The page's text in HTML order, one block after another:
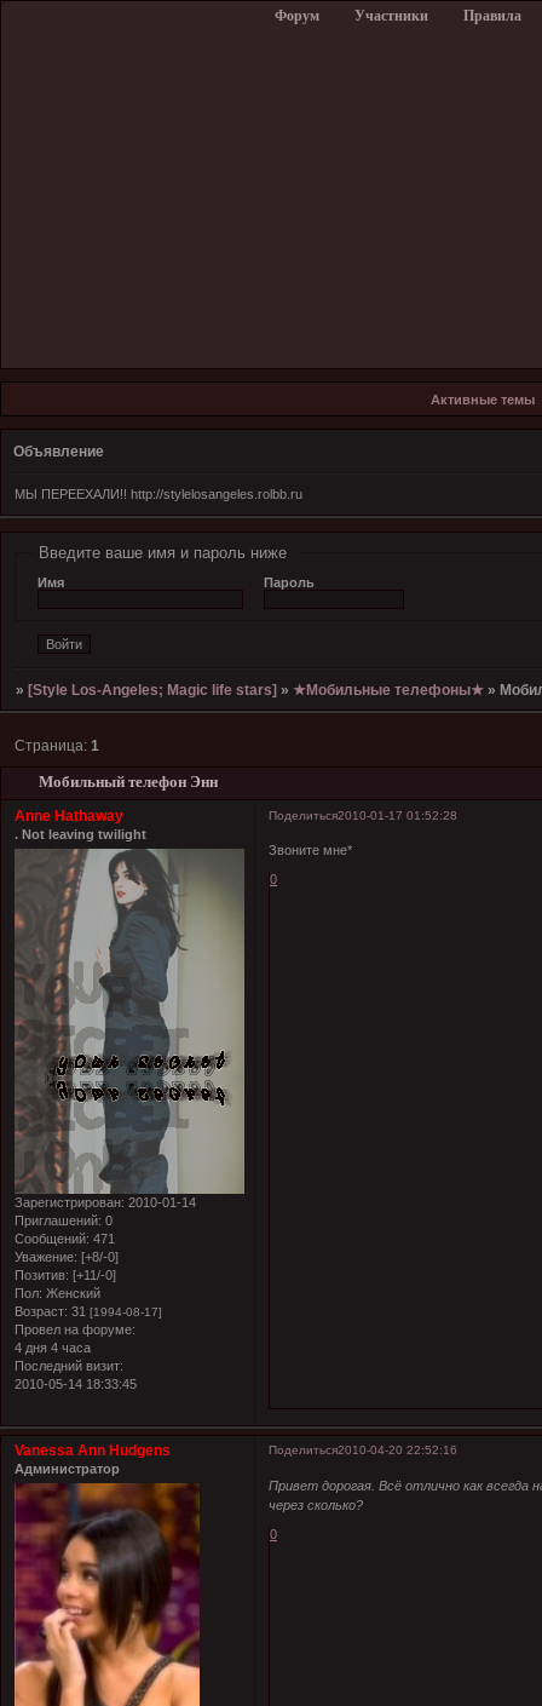
Форум Участники Правила
Активные темы
Объявление
МЫ ПЕРЕЕХАЛИ!! http://stylelosangeles.rolbb.ru
Введите ваше имя и пароль ниже
Имя Пароль
»[Style Los-Angeles; Magic life stars] »★Мобильные телефоны★ »
Мобильный телефон Энн
Страница:1
Поделиться2010-01-17 01:52:28
Anne Hathaway
. Not leaving twilight
Зарегистрирован: 2010-01-14
Приглашений: 0
Сообщений: 471
Уважение: [+8/-0]
Позитив: [+11/-0]
Пол: Женский
Возраст: 31 [1994-08-17]
Провел на форуме:
4 дня 4 часа
Последний визит:
2010-05-14 18:33:45
Звоните мне*
0
Поделиться2010-04-20 22:52:16
Vanessa Ann Hudgens
Администратор
Привет дорогая. Всё отлично как
через сколько?
0